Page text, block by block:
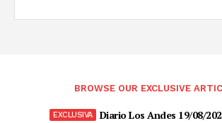
BROWSE OUR EXCLUSIVE
Diario Los Andes 19/08/